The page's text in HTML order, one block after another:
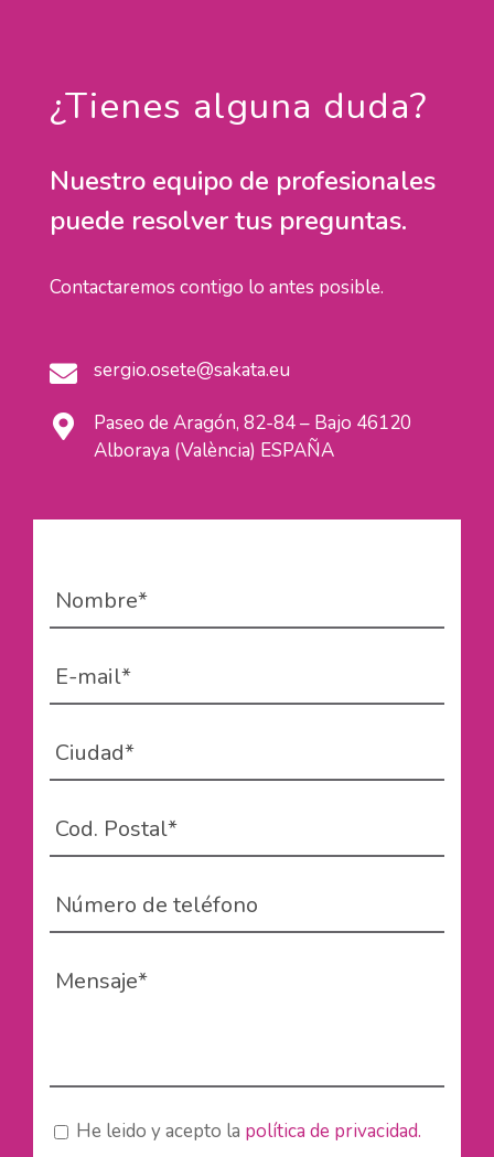
¿Tienes alguna duda?
Nuestro equipo de profesionales
puede resolver tus preguntas.
Contactaremos contigo lo antes posible.
sergio.osete@sakata.eu
Paseo de Aragón, 82-84 – Bajo 46120
Alboraya (València) ESPAÑA
He leido y acepto la política de privacidad.